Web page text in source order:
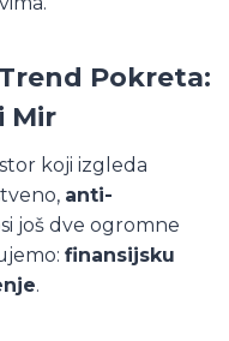
Pokreta:
Mir
koji izgleda
anti-
još dve ogromne
finansijsku
.